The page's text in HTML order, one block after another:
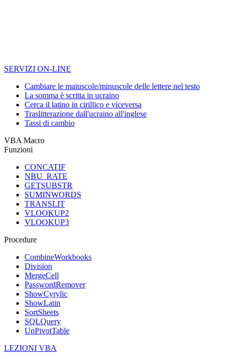
SERVIZI ON-LINE
Cambiare le maiuscole/minuscole delle lettere nel testo
La somma è scritta in ucraino
Cerca il latino in cirillico e viceversa
Traslitterazione dall'ucraino all'inglese
Tassi di cambio
VBA Macro
Funzioni
CONCATIF
NBU_RATE
GETSUBSTR
SUMINWORDS
TRANSLIT
VLOOKUP2
VLOOKUP3
Procedure
CombineWorkbooks
Division
MergeCell
PasswordRemover
ShowCyrylic
ShowLatin
SortSheets
SQLQuery
UnPivotTable
LEZIONI VBA